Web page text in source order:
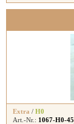
Extra / H0
Art.-Nr.: 1067-H0-45